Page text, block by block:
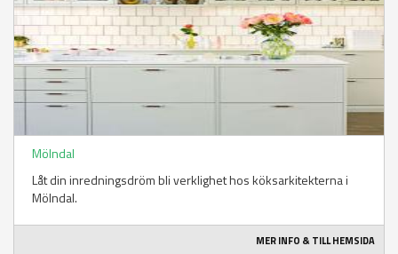
Mölndal
Låt din inredningsdröm bli verklighet hos köksarkitekterna i
Mölndal.
MER INFO & TILL HEMSIDA